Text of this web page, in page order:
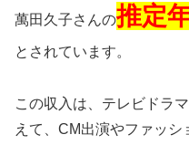
萬田久子さんの推定
とされています。
この収入は、テレビドラ
えて、CM出演やファッ